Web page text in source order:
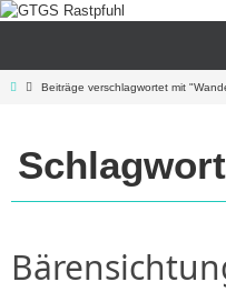
Zum
StartBeiträge verschlagwortet mit